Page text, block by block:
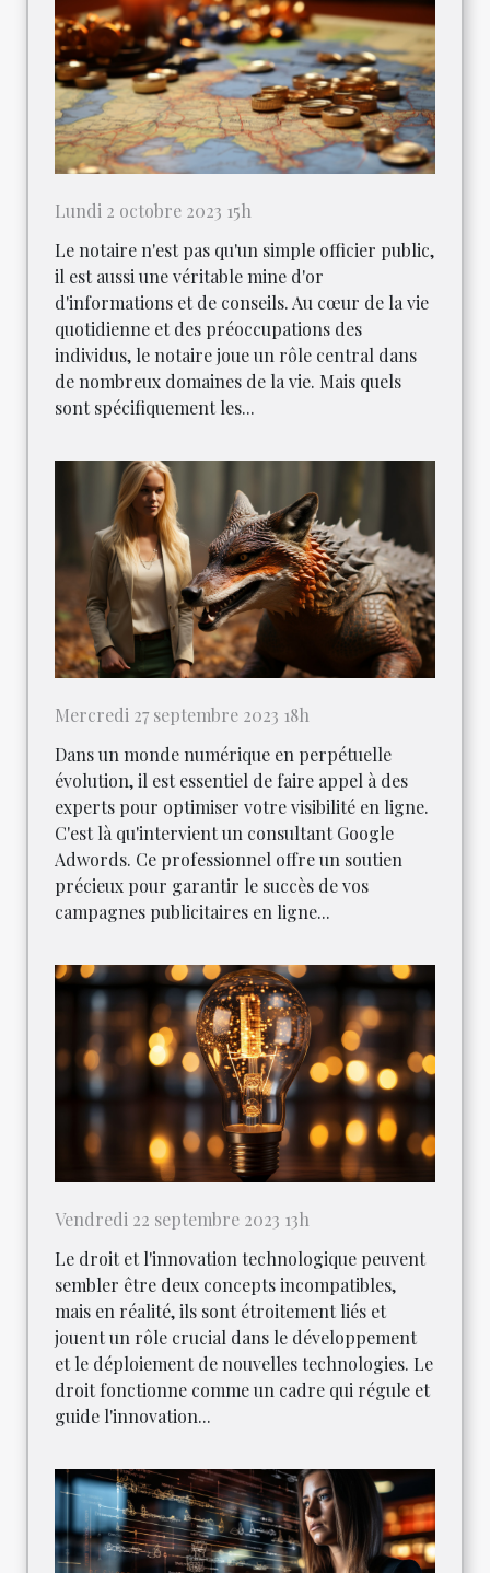
Lundi 2 octobre 2023 15h
Le notaire n'est pas qu'un simple officier public,
il est aussi une véritable mine d'or
d'informations et de conseils. Au cœur de la vie
quotidienne et des préoccupations des
individus, le notaire joue un rôle central dans
de nombreux domaines de la vie. Mais quels
sont spécifiquement les...
Mercredi 27 septembre 2023 18h
Dans un monde numérique en perpétuelle
évolution, il est essentiel de faire appel à des
experts pour optimiser votre visibilité en ligne.
C'est là qu'intervient un consultant Google
Adwords. Ce professionnel offre un soutien
précieux pour garantir le succès de vos
campagnes publicitaires en ligne...
Vendredi 22 septembre 2023 13h
Le droit et l'innovation technologique peuvent
sembler être deux concepts incompatibles,
mais en réalité, ils sont étroitement liés et
jouent un rôle crucial dans le développement
et le déploiement de nouvelles technologies. Le
droit fonctionne comme un cadre qui régule et
guide l'innovation...